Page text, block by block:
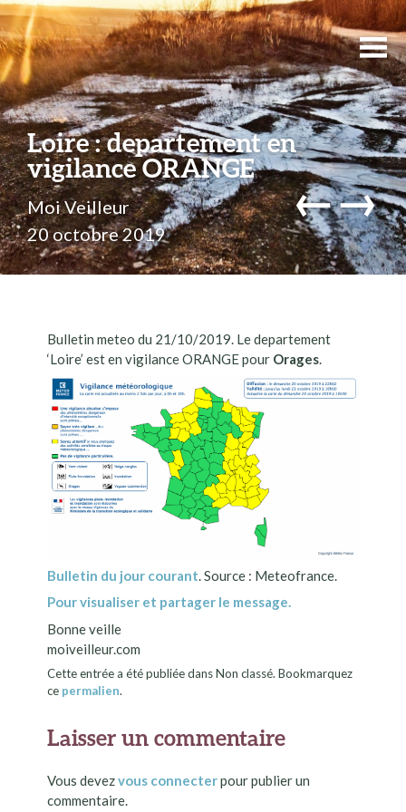
Loire : departement en
vigilance ORANGE
Moi Veilleur
20 octobre 2019
←→
Bulletin meteo du 21/10/2019. Le departement
‘Loire’ est en vigilance ORANGE pour Orages.
Bulletin du jour courant . Source : Meteofrance.
Pour visualiser et partager le message.
Bonne veille
moiveilleur.com
Cette entrée a été publiée dans Non classé. Bookmarquez
ce permalien.
Laisser un commentaire
Vous devezvous connecterpour publier un
commentaire.